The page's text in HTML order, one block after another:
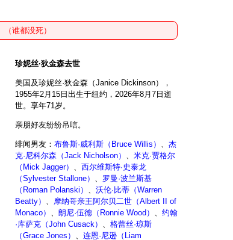
谁都没死）
珍妮丝·狄金森去世
美国及珍妮丝·狄金森（Janice Dickinson），
1955年2月15日出生于纽约，2026年8月7日逝
世。享年71岁。
亲朋好友纷纷吊唁。
绯闻男友： 布鲁斯·威利斯（Bruce Willis）
杰
克·尼科尔森（Jack Nicholson）
米克·贾格尔
（Mick Jagger）
西尔维斯特·史泰龙
（Sylvester Stallone）
罗曼·波兰斯基
（Roman Polanski）
沃伦·比蒂（Warren
Beatty）
摩纳哥亲王阿尔贝二世（Albert II of
Monaco）
朗尼·伍德（Ronnie Wood）
约翰
·库萨克（John Cusack）
格蕾丝·琼斯
（Grace Jones）
连恩·尼逊（Liam